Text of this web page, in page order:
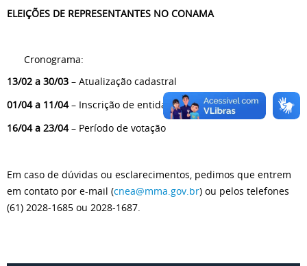
ELEIÇÕES DE REPRESENTANTES NO CONAMA
Cronograma:
13/02 a 30/03 – Atualização cadastral
01/04 a 11/04– Inscrição de entidades candidatas
16/04 a 23/04– Período de votação
Em caso de dúvidas ou esclarecimentos, pedimos que entrem
em contato por e-mail (cnea@mma.gov.br) ou pelos telefones
(61) 2028-1685 ou 2028-1687.